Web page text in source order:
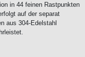
in 44 feinen Rastpunkten
auf der separat
aus 304-Edelstahl